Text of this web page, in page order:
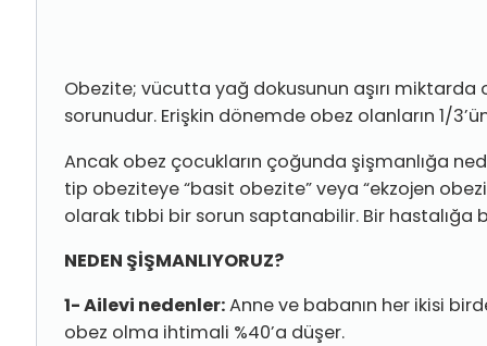
Obezite; vücutta yağ dokusunun aşırı miktarda
sorunudur. Erişkin dönemde obez olanların 1/
Ancak obez çocukların çoğunda şişmanlığa
tip obeziteye “basit obezite” veya “ekzojen
olarak tıbbi bir sorun saptanabilir. Bir hastalığa
NEDEN ŞİŞMANLIYORUZ?
1- Ailevi nedenler:An­ne ve babanın her iki­si
obez olma ihti­mali %40’a düşer.